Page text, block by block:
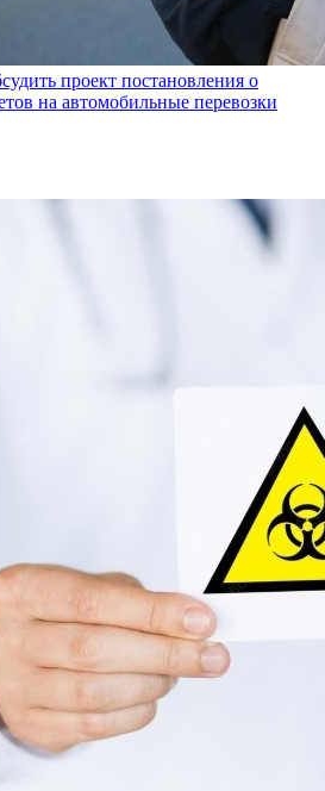
проект постановления о
на автомобильные перевозки